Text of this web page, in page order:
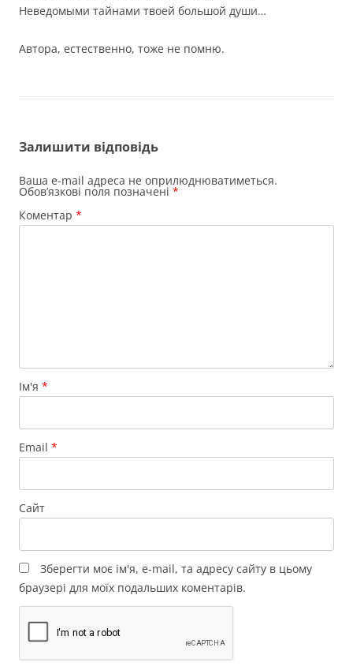
Неведомыми тайнами твоей большой души…
Автора, естественно, тоже не помню.
Залишити відповідь
Ваша e-mail адреса не оприлюднюватиметься.
Обов’язкові поля позначені *
Коментар *
Ім'я *
Email *
Сайт
Зберегти моє ім'я, e-mail, та адресу сайту в цьому
браузері для моїх подальших коментарів.